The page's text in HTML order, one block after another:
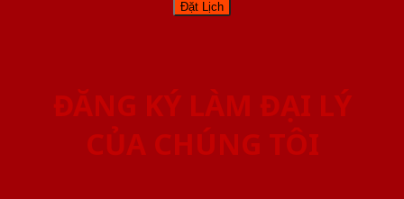
ĐĂNG KÝ LÀM ĐẠI LÝ
CỦA CHÚNG TÔI